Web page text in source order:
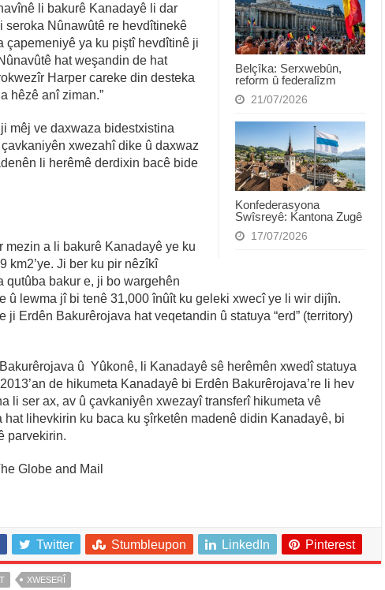
Belçîka: Serxwebûn,
reform û federalîzm
21/07/2026
Konfederasyona
Swîsreyê: Kantona Zugê
17/07/2026
li bakurê Kanadayê li dar
seroka Nûnawûtê re hevdîtinekê
çapemeniyê ya ku piştî hevdîtinê ji
hat weşandin de hat
Harper careke din desteka
hêzê anî ziman.”
mêj ve daxwaza bidestxistina
xwezahî dike û daxwaz
li herêmê derdixin bacê bide
mezin a li bakurê Kanadayê ye ku
km2’ye. Ji ber ku pir nêzîkî
qutûba bakur e, ji bo wargehên
û lewma jî bi tenê 31,000 înûît ku geleki xwecî ye li wir dijîn.
ji Erdên Bakurêrojava hat veqetandin û statuya “erd” (territory)
û Yûkonê, li Kanadayê sê herêmên xwedî statuya
de hikumeta Kanadayê bi Erdên Bakurêrojava’re li hev
li ser ax, av û çavkaniyên xwezayî transferî hikumeta vê
hat lihevkirin ku baca ku şîrketên madenê didin Kanadayê, bi
parvekirin.
Globe and Mail
Twitter Stumbleupon LinkedIn Pinterest
XWESERÎ